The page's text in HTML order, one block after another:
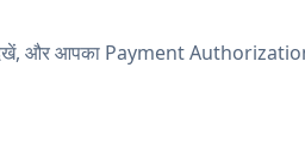
और आपका Payment